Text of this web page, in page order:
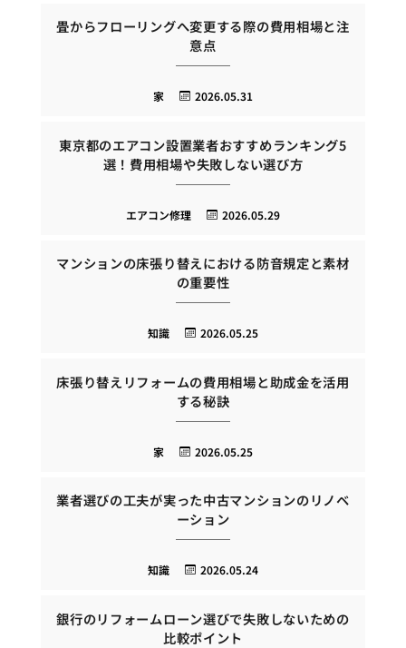
畳からフローリングへ変更する際の費用相場と注
意点
2026.05.31
家
東京都のエアコン設置業者おすすめランキング5
選！費用相場や失敗しない選び方
2026.05.29
エアコン修理
マンションの床張り替えにおける防音規定と素材
の重要性
2026.05.25
知識
床張り替えリフォームの費用相場と助成金を活用
する秘訣
2026.05.25
家
業者選びの工夫が実った中古マンションのリノベ
ーション
2026.05.24
知識
銀行のリフォームローン選びで失敗しないための
比較ポイント